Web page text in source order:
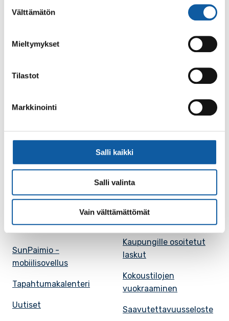
valinta
Välttämätön
Mieltymykset
Tilastot
Markkinointi
Salli kaikki
Salli valinta
Vain välttämättömät
Kuntakortti
SunPaimio -
mobiilisovellus
Tapahtumakalenteri
Uutiset
Asiakirjojen
julkisuuskuvaus
Avoimet työpaikat
Kaupungille osoitetut
laskut
Kokoustilojen
vuokraaminen
Saavutettavuusseloste